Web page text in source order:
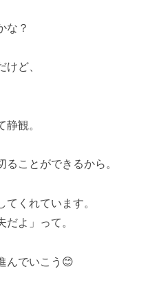
な？
ど、
観。
ることができるから。
くれています。
だよ」って。
んでいこう😊